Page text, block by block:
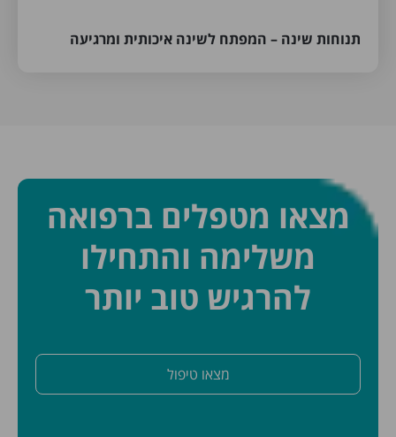
תנוחות שינה – המפתח לשינה איכותית ומרגיעה
מצאו מטפלים ברפואה
משלימה והתחילו
להרגיש טוב יותר
מצאו טיפול